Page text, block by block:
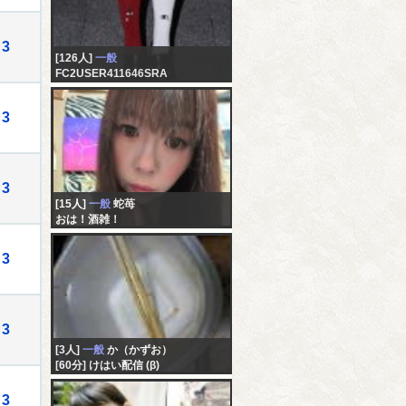
3
3
3
3
3
3
[126人] 一般
FC2USER411646SRA
未記入
[15人] 一般 蛇苺
おは！酒雑！
[3人] 一般 か（かずお）
[60分] けはい配信 (β)